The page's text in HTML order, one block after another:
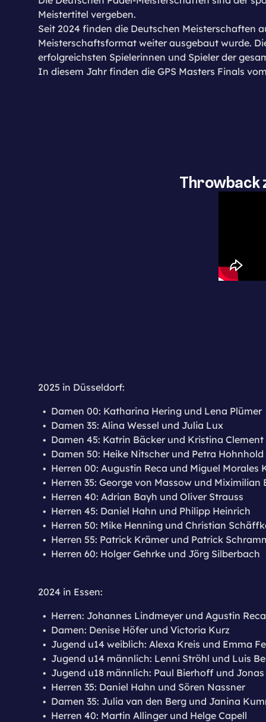
Meistertitel vergeben.
Seit 2024 finden die Deutschen Meisterschaften
Meisterschaftsformat weiter ausgebaut wurde.
erfolgreichsten Spielerinnen und Spieler der
In diesem Jahr finden die GPS Masters Finals
Throwback
2025 in Düsseldorf:
Damen 00: Katharina Hering und Lena Plümer
Damen 35: Alina Wessel und Julia Lux
Damen 45: Katrin Bäcker und Kristina Clement
Damen 50: Heike Nitscher und Petra Hohnhold
Herren 00: Augustin Reca und Miguel Morales
Herren 35: George von Massow und Miximilian
Herren 40: Adrian Bayh und Oliver Strauss
Herren 45: Daniel Hahn und Philipp Heinrich
Herren 50: Mike Henning und Christian
Herren 55: Patrick Krämer und Patrick
Herren 60: Holger Gehrke und Jörg Silberbach
2024 in Essen:
Herren: Johannes Lindmeyer und Agustin Reca
Damen: Denise Höfer und Victoria Kurz
Jugend u14 weiblich: Alexa Kreis und Emma
Jugend u14 männlich: Lenni Ströhl und Luis
Jugend u18 männlich: Paul Bierhoff und
Herren 35: Daniel Hahn und Sören Nassner
Damen 35: Julia van den Berg und Janina
Herren 40: Martin Allinger und Helge Capell